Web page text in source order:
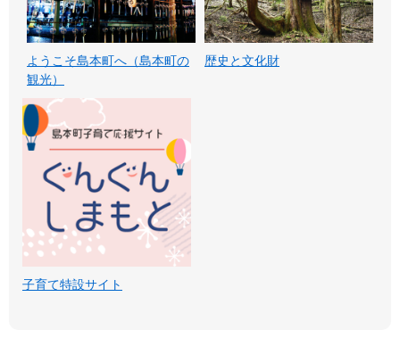
ようこそ島本町へ（島本町の
観光）
歴史と文化財
子育て特設サイト